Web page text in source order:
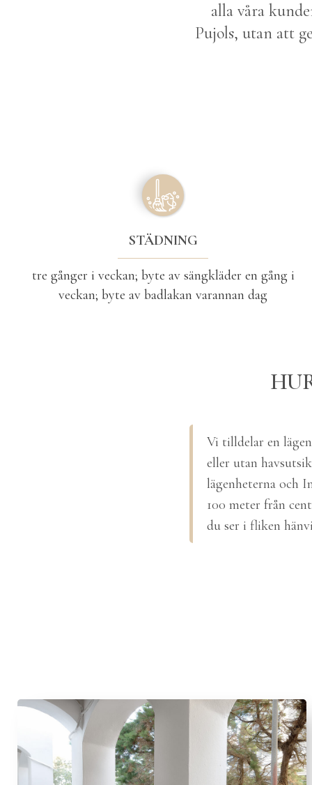
alla våra
Pujols, utan att
STÄDNING
tre gånger i veckan; byte av sängkläder en gång i
veckan; byte av badlakan varannan dag
Vi tilldelar en
eller utan
lägenheterna och
100 meter från
du ser i fliken